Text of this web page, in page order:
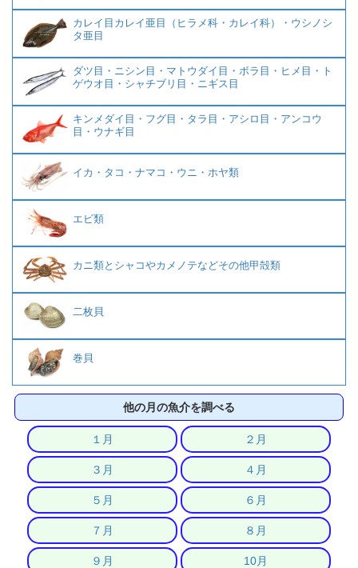
カレイ目カレイ亜目（ヒラメ科・カレイ科）・ウシノシ
タ亜目
ダツ目・ニシン目・マトウダイ目・ボラ目・ヒメ目・ト
ゲウオ目・シャチブリ目・ニギス目
キンメダイ目・フグ目・タラ目・アシロ目・アンコウ
目・ウナギ目
イカ・タコ・ナマコ・ウニ・ホヤ類
エビ類
カニ類とシャコやカメノテなどその他甲殻類
二枚貝
巻貝
他の月の魚介を調べる
１月 ２月
３月 ４月
５月 ６月
７月 ８月
９月 10月